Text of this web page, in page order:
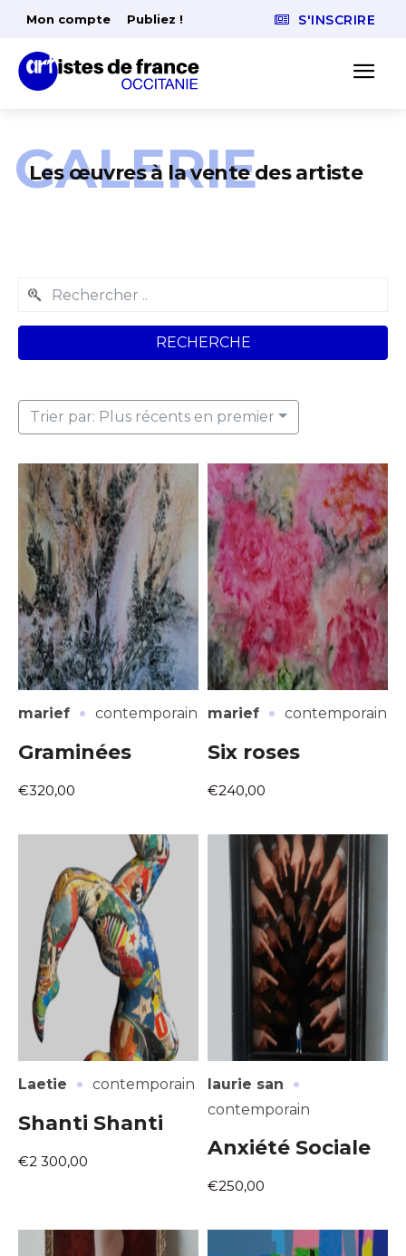
Mon compte Publiez ! S'INSCRIRE
Les œuvres à la vente des artiste
GALERIE
RECHERCHE
Trier par: Plus récents en premier
marief · contemporain
Graminées
€320,00
marief · contemporain
Six roses
€240,00
Laetie · contemporain
Shanti Shanti
€2 300,00
laurie san ·
contemporain
Anxiété Sociale
€250,00